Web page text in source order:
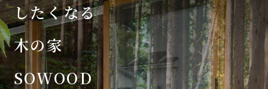
したくなる
木の家
SOWOOD